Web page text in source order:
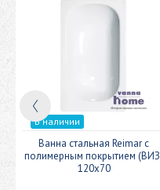
В наличии
Ванна стальная Reimar с
полимерным покрытием
120x70